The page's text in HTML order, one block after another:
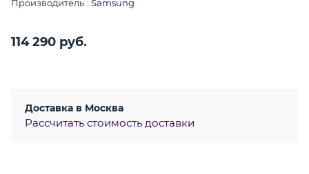
Производитель : Samsung
114 290 руб.
Доставка в Москва
Рассчитать стоимость доставки